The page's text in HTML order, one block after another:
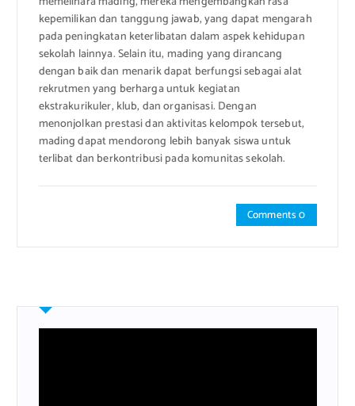
kepemilikan dan tanggung jawab, yang dapat mengarah
pada peningkatan keterlibatan dalam aspek kehidupan
sekolah lainnya. Selain itu, mading yang dirancang
dengan baik dan menarik dapat berfungsi sebagai alat
rekrutmen yang berharga untuk kegiatan
ekstrakurikuler, klub, dan organisasi. Dengan
menonjolkan prestasi dan aktivitas kelompok tersebut,
mading dapat mendorong lebih banyak siswa untuk
terlibat dan berkontribusi pada komunitas sekolah.
Comments 0